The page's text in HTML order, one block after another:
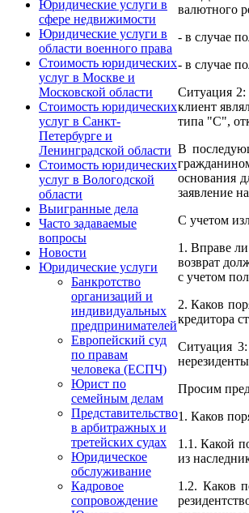
Юридические услуги в
сфере недвижимости
Юридические услуги в
области военного права
Стоимость юридических
услуг в Москве и
Московской области
Стоимость юридических
услуг в Санкт-
Петербурге и
Ленинградской области
Стоимость юридических
услуг в Вологодской
области
Выигранные дела
Часто задаваемые
вопросы
Новости
Юридические услуги
Банкротство
организаций и
индивидуальных
предпринимателей
Европейский суд
по правам
человека (ЕСПЧ)
Юрист по
семейным делам
Представительство
в арбитражных и
третейских судах
Юридическое
обслуживание
Кадровое
сопровождение
валютного
- в случае
- в случае
Ситуация 2:
клиент
типа "С",
В
основания
заявление
С учетом
1. Вправе
возврат
с учетом
2. Каков
кредитора
Ситуация
Просим
1. Каков
1.1. Какой
из
1.2. Каков